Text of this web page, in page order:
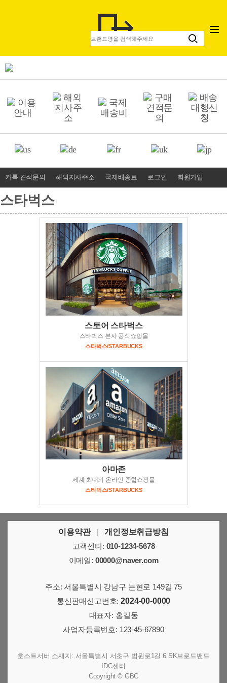
카톡 견적문의 해외지사주소 국제배송료 로그인 회원가입
스타벅스
스토어 스타벅스
스타벅스 본사 공식쇼핑몰
스타벅스/STARBUCKS
아마존
세계 최대의 온라인 종합쇼핑몰
스타벅스/STARBUCKS
이용약관 |
개인정보취급방침
고객센터: 010-1234-5678
이메일: 00000@naver.com
주소: 서울특별시 강남구 논현로 149길 75
통신판매신고번호:2024-00-0000
대표자: 홍길동
사업자등록번호: 123-45-67890
호스트서버 소재지: 서울특별시 서초구 법원로1길 6 SK브로드밴드
IDC센터
Copyright © GBC